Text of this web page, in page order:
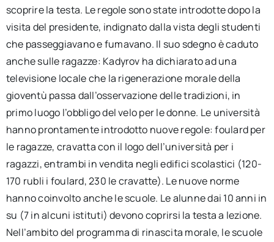
scoprire la testa. Le regole sono state introdotte dopo la
visita del presidente, indignato dalla vista degli studenti
che passeggiavano e fumavano. Il suo sdegno è caduto
anche sulle ragazze: Kadyrov ha dichiarato ad una
televisione locale che la rigenerazione morale della
gioventù passa dall’osservazione delle tradizioni, in
primo luogo l’obbligo del velo per le donne. Le università
hanno prontamente introdotto nuove regole: foulard per
le ragazze, cravatta con il logo dell’università per i
ragazzi, entrambi in vendita negli edifici scolastici (120-
170 rubli i foulard, 230 le cravatte). Le nuove norme
hanno coinvolto anche le scuole. Le alunne dai 10 anni in
su (7 in alcuni istituti) devono coprirsi la testa a lezione.
Nell’ambito del programma di rinascita morale, le scuole